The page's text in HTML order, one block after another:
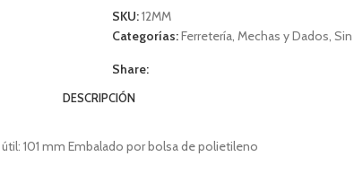
SKU:12MM
Categorías:Ferretería, Mechas y Dados,
Share:
DESCRIPCIÓN
101 mm Embalado por bolsa de polietileno